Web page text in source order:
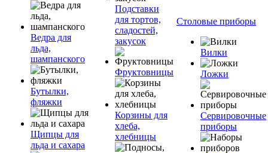
Ведра для
льда,
шампанского
Бутылки,
фляжки
Щипцы для
льда и сахара
Подставки
для тортов,
сладостей,
закусок
Фруктовницы
Корзины для
хлеба,
хлебницы
Столовые приборы
Вилки
Ложки
Сервировочные
приборы